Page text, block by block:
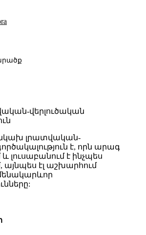
վերլուծական
անկախ լրատվական-
է, որն արագ
լուսաբանում է ինչպես
էլ աշխարհում